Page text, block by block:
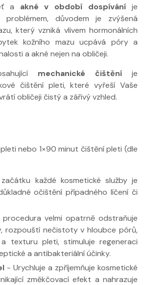
a akné v období dospívání je
problémem, důvodem je zvýšená
který vzniká vlivem hormonálních
kožního mazu ucpává póry a
a akné nejen na obličeji.
mechanické čištění je
čištění pleti, které vyřeší Vaše
obličeji čistý a zářivý vzhled.
nebo 1×90 minut čištění pleti (dle
každé kosmetické služby je
očištění případného líčení či
velmi opatrně odstraňuje
rozpouští nečistoty v hloubce pórů,
texturu pleti, stimuluje regeneraci
a antibakteriální účinky.
- Urychluje a zpříjemňuje kosmetické
změkčovací efekt a nahrazuje